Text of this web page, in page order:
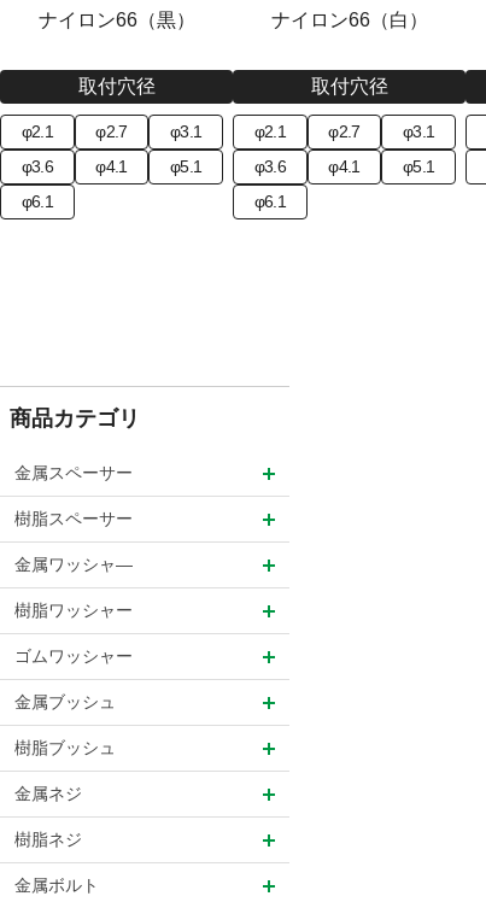
ナイロン66（黒）
取付穴径
φ2.1 φ2.7
φ3.1
φ3.6
φ4.1
φ5.1
φ6.1
ナイロン66（白）
取付穴径
φ2.1 φ2.7
φ3.1
φ3.6
φ4.1
φ5.1
φ6.1
商品カテゴリ
金属スペーサー
樹脂スペーサー
金属ワッシャ―
樹脂ワッシャー
ゴムワッシャー
金属ブッシュ
樹脂ブッシュ
金属ネジ
樹脂ネジ
金属ボルト